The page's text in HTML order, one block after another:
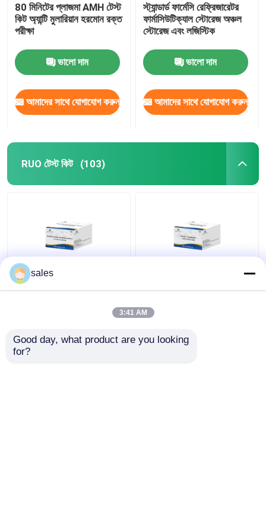
80 মিনিটের প্লাজমা AMH টেস্ট
কিট অ্যান্টি মুলারিয়ান হরমোন রক্ত
​​পরীক্ষা
ভালো দাম
আমাদের সাথে যোগাযোগ করুন
স্ট্যান্ডার্ড ফার্মেসি রেফ্রিজারেটর
ফার্মাসিউটিক্যাল স্টোরেজ অঞ্চল
স্টোরেজ এবং লজিস্টিক
ভালো দাম
আমাদের সাথে যোগাযোগ করুন
RUO টেস্ট কিট (103)
VCAM1 CD106 ELISA
ভালো দাম
ভিটামিন D3 এলিসা কিট
ভালো দাম
sales
3:41 AM
Good day, what product are you looking
for?